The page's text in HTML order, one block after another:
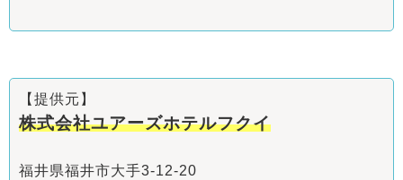
【提供元】
株式会社ユアーズホテルフクイ
福井県福井市大手3-12-20